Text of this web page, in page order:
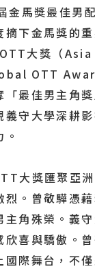
金馬獎最佳男
摘下金馬獎的
大獎（
OTT
「最佳男主角
義守大學深耕
大獎匯聚亞洲
烈。曾敬驊憑
主角殊榮。義
欣喜與驕傲。
國際舞台，不